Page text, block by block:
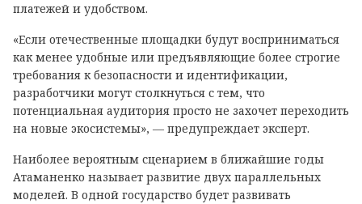
платежей и удобством.
«Если отечественные площадки будут восприниматься
как менее удобные или предъявляющие более строгие
требования к безопасности и идентификации,
разработчики могут столкнуться с тем, что
потенциальная аудитория просто не захочет переходить
на новые экосистемы», — предупреждает эксперт.
Наиболее вероятным сценарием в ближайшие годы
Атаманенко называет развитие двух параллельных
моделей. В одной государство будет развивать